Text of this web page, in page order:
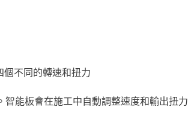
個不同的轉速和扭力
智能板會在施工中自動調整速度和輸出扭力